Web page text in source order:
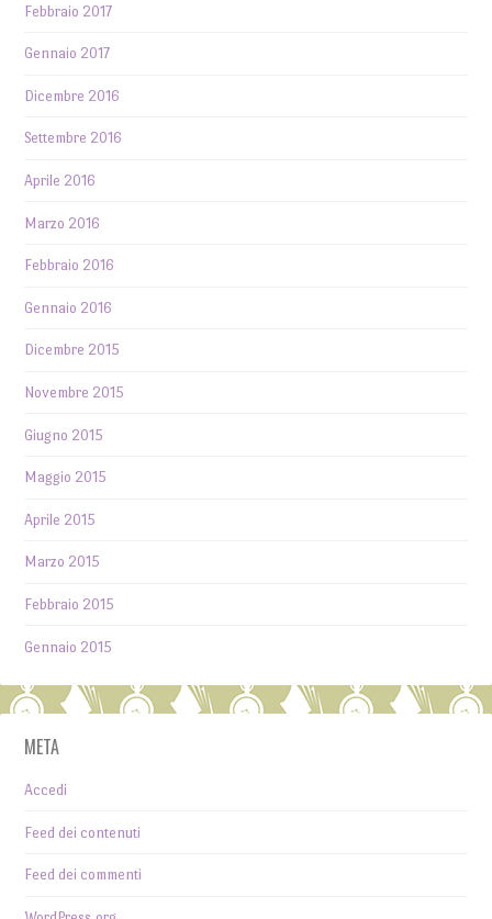
Febbraio 2017
Gennaio 2017
Dicembre 2016
Settembre 2016
Aprile 2016
Marzo 2016
Febbraio 2016
Gennaio 2016
Dicembre 2015
Novembre 2015
Giugno 2015
Maggio 2015
Aprile 2015
Marzo 2015
Febbraio 2015
Gennaio 2015
META
Accedi
Feed dei contenuti
Feed dei commenti